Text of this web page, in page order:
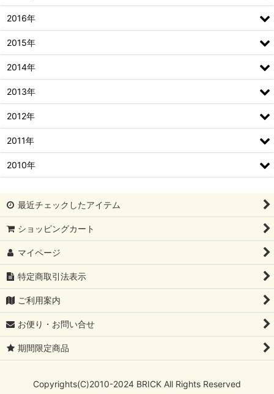
2016年
2015年
2014年
2013年
2012年
2011年
2010年
最近チェックしたアイテム
ショッピングカート
マイページ
特定商取引法表示
ご利用案内
お便り・お問い合せ
期間限定商品
Copyrights(C)2010-2024 BRICK All Rights Reserved